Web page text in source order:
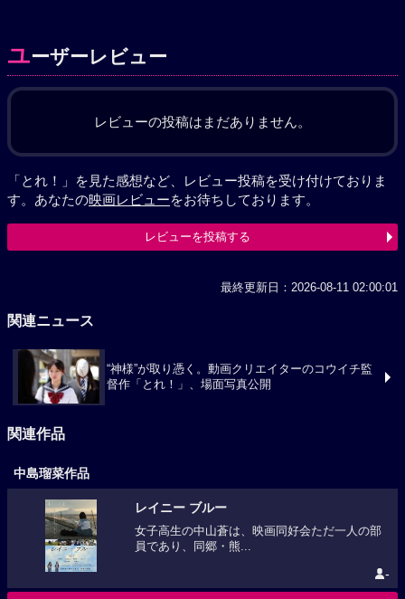
ユーザーレビュー
レビューの投稿はまだありません。
「とれ！」を見た感想など、レビュー投稿を受け付けておりま
す。あなたの映画レビューをお待ちしております。
レビューを投稿する
最終更新日：2026-08-11 02:00:01
関連ニュース
“神様”が取り憑く。動画クリエイターのコウイチ監
督作「とれ！」、場面写真公開
関連作品
中島瑠菜作品
レイニー ブルー
女子高生の中山蒼は、映画同好会ただ一人の部
員であり、同郷・熊...
-